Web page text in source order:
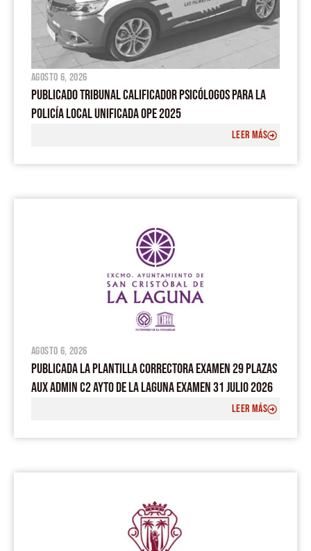
agosto 6, 2026
PUBLICADO TRIBUNAL CALIFICADOR PSICÓLOGOS PARA LA
POLICÍA LOCAL UNIFICADA OPE 2025
LEER MÁS
agosto 6, 2026
PUBLICADA LA PLANTILLA CORRECTORA EXAMEN 29 PLAZAS
AUX ADMIN C2 AYTO DE LA LAGUNA EXAMEN 31 JULIO 2026
LEER MÁS